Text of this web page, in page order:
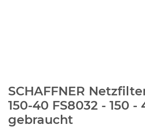
SCHAFFNER
150-40 FS8032 - 150 -
gebraucht